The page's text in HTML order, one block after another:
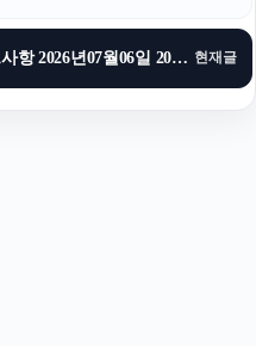
서울암요양병원 진행 전 체크사항 2026년07월06일 20시54분 현재글